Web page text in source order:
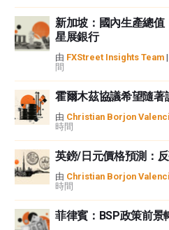
新加坡：國內生產總值
星展銀行
由 FXStreet Insights Team |
間
霍爾木茲協議希望隨
由 Christian Borjon
時間
英鎊/日元價格預測：
由 Christian Borjon
時間
菲律賓：BSP政策前